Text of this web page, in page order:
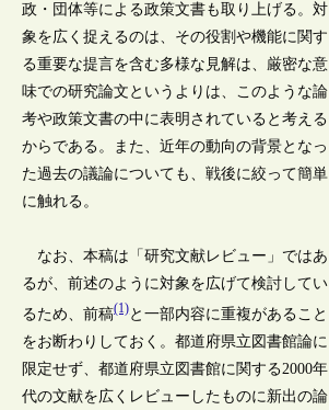
政・団体等による政策文書も取り上げる。対
象を広く捉えるのは、その役割や機能に関す
る重要な提言を含む多様な見解は、厳密な意
味での研究論文というよりは、このような論
考や政策文書の中に表明されていると考える
からである。また、近年の動向の背景となっ
た過去の議論についても、戦後に絞って簡単
に触れる。
なお、本稿は「研究文献レビュー」ではあ
るが、前述のように対象を広げて検討してい
るため、前稿(1)と一部内容に重複があること
をお断わりしておく。都道府県立図書館論に
限定せず、都道府県立図書館に関する2000年
代の文献を広くレビューしたものに新出の論